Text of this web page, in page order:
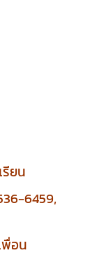
ยน
6459,
อน